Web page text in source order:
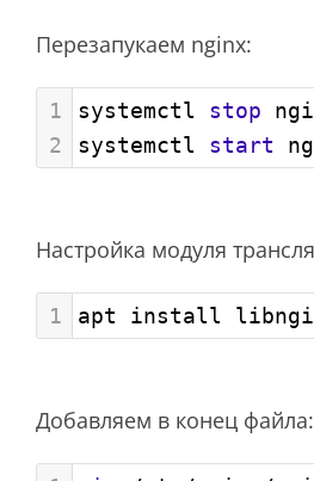
Перезапукаем nginx:
1 systemctl stop
2
systemctl start
Настройка модуля
1 apt install
Добавляем в конец файла: